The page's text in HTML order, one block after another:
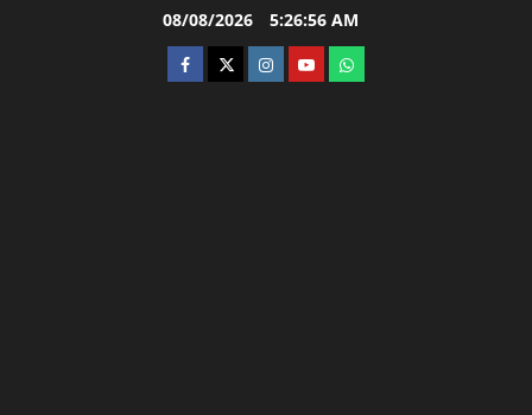
08/08/2026 5:26:57 AM
facebooktwitterinstagram.com
youtubewhatsapp